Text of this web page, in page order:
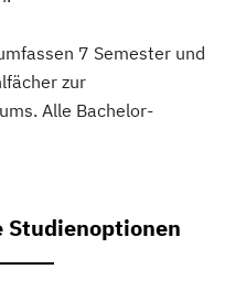
7 Semester und
zur
Alle Bachelor-
Studienoptionen